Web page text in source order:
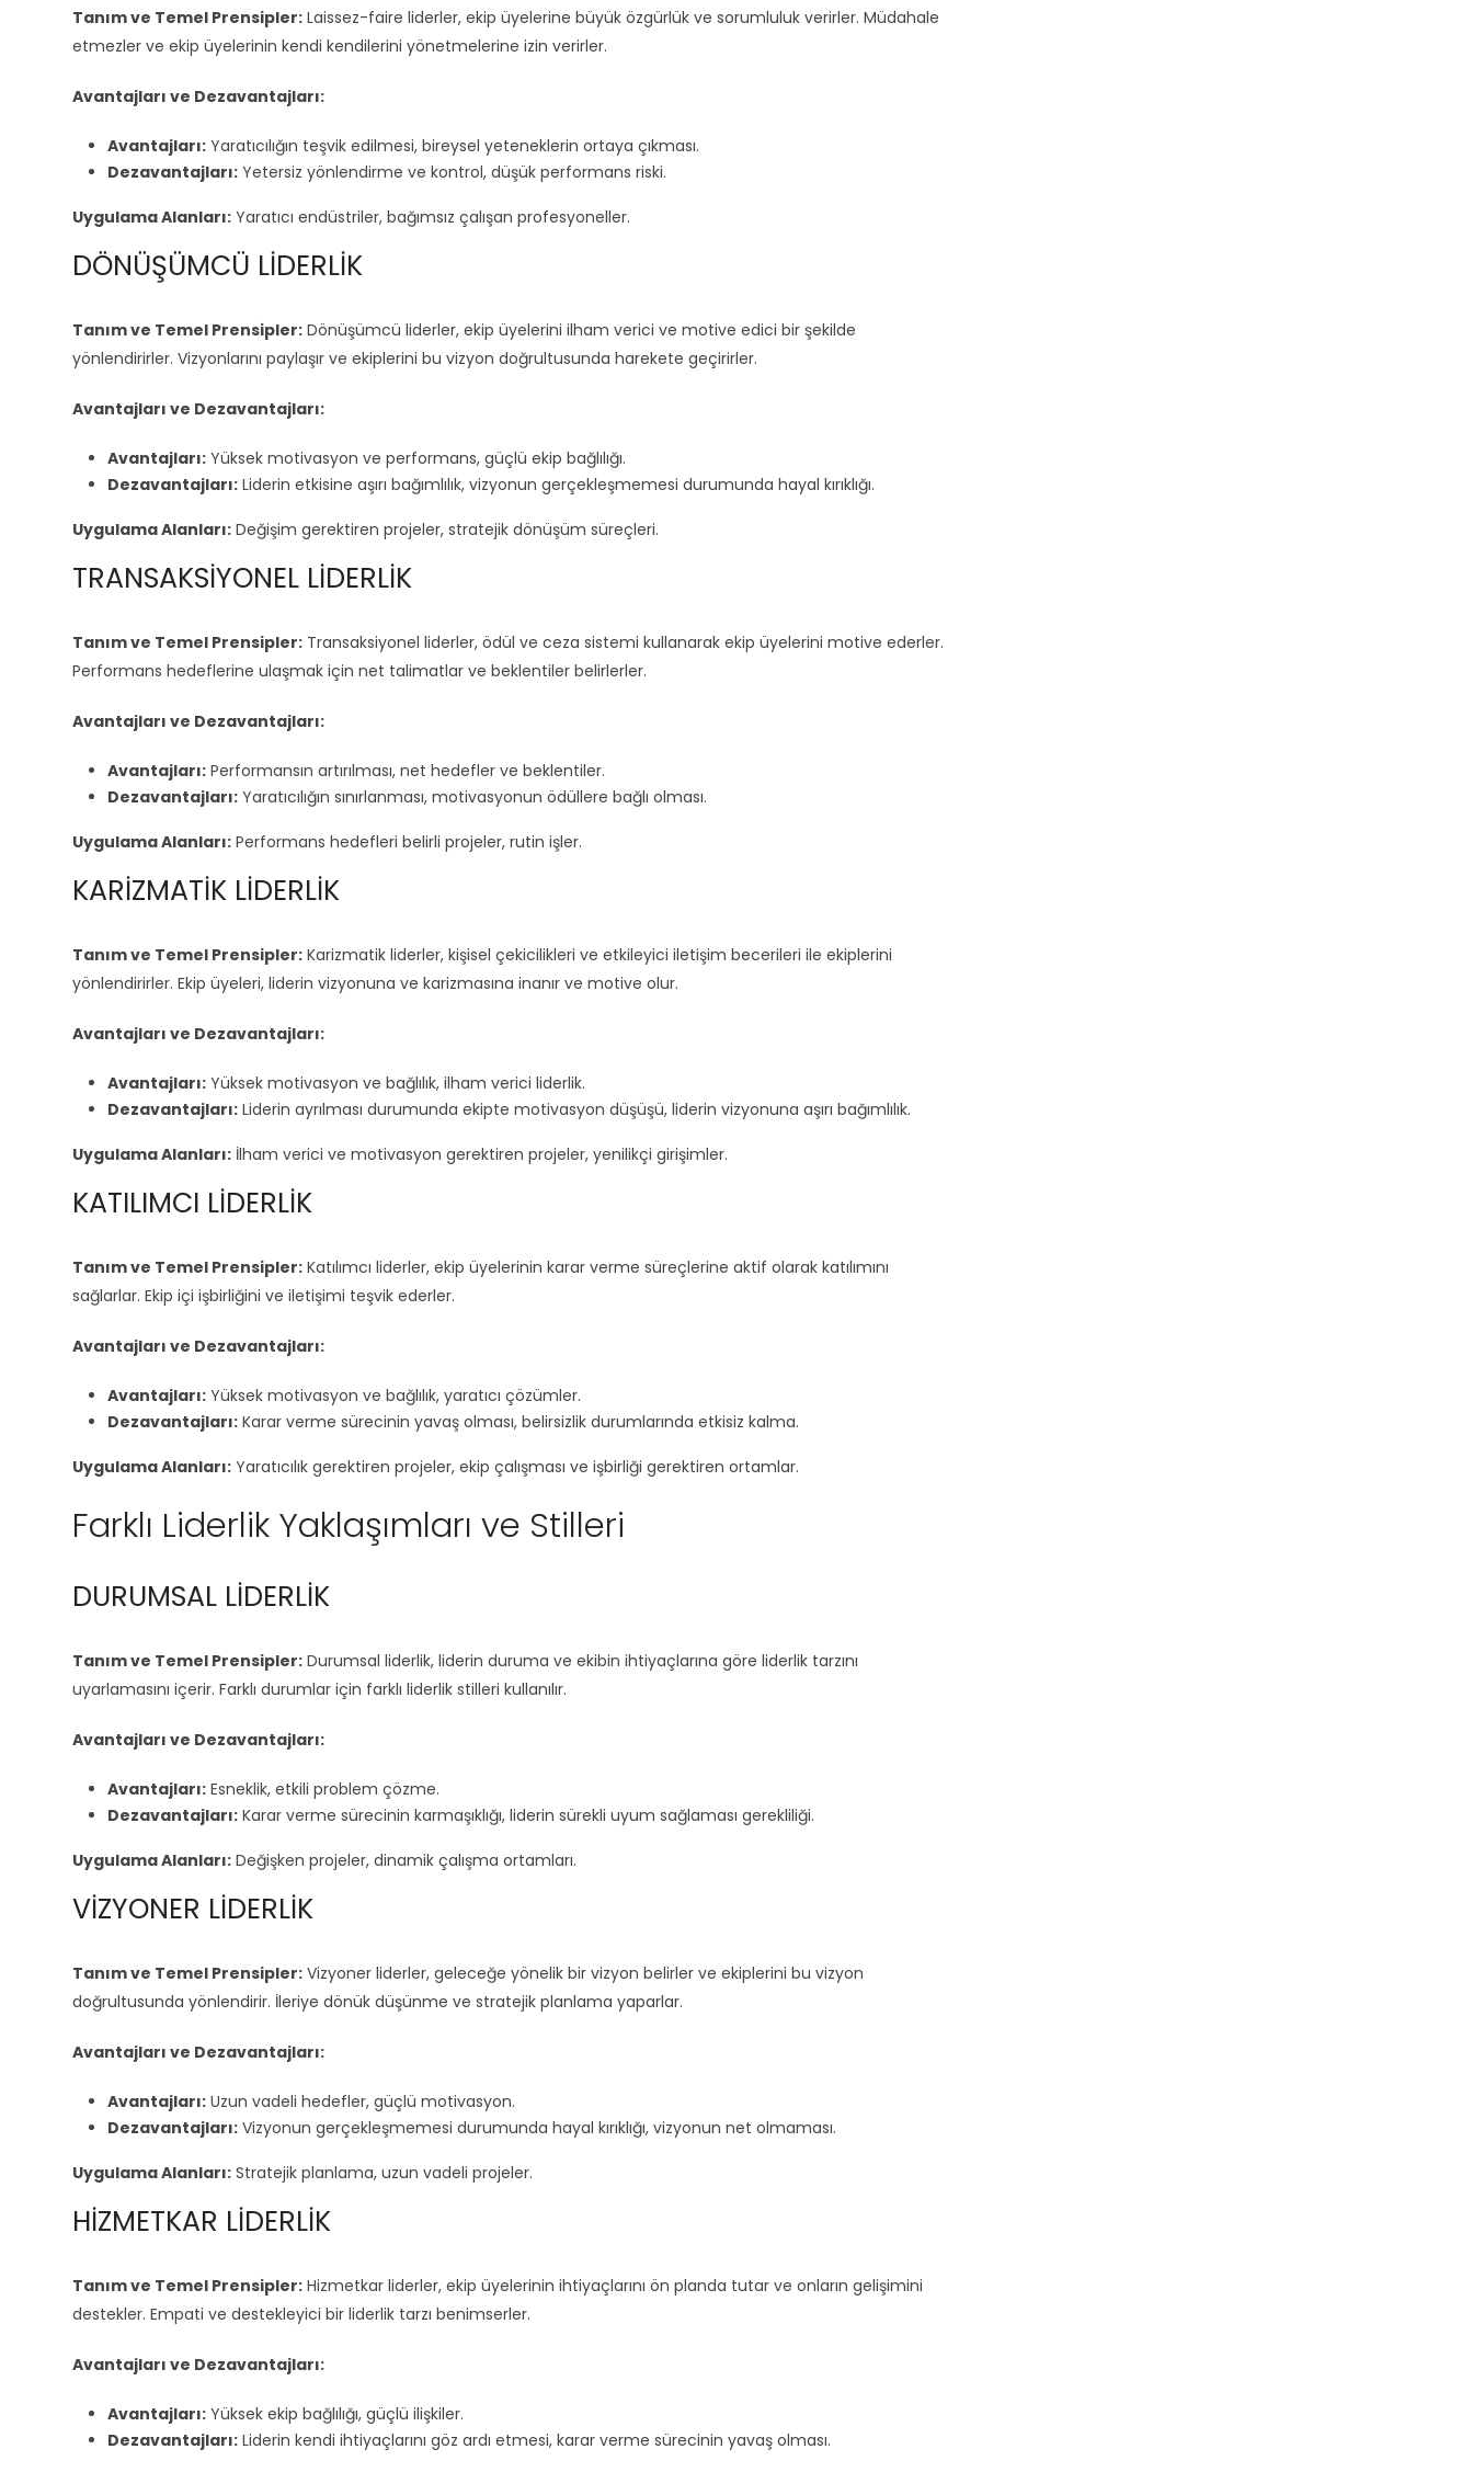
Tanım ve Temel Prensipler: Laissez-faire liderler, ekip üyelerine büyük özgürlük ve sorumluluk verirler. Müdahale
etmezler ve ekip üyelerinin kendi kendilerini yönetmelerine izin verirler.
Avantajları ve Dezavantajları:
Avantajları: Yaratıcılığın teşvik edilmesi, bireysel yeteneklerin ortaya çıkması.
Dezavantajları: Yetersiz yönlendirme ve kontrol, düşük performans riski.
Uygulama Alanları: Yaratıcı endüstriler, bağımsız çalışan profesyoneller.
DÖNÜŞÜMCÜ LIDERLIK
Tanım ve Temel Prensipler: Dönüşümcü liderler, ekip üyelerini ilham verici ve motive edici bir şekilde
yönlendirirler. Vizyonlarını paylaşır ve ekiplerini bu vizyon doğrultusunda harekete geçirirler.
Avantajları ve Dezavantajları:
Avantajları: Yüksek motivasyon ve performans, güçlü ekip bağlılığı.
Dezavantajları: Liderin etkisine aşırı bağımlılık, vizyonun gerçekleşmemesi durumunda hayal kırıklığı.
Uygulama Alanları: Değişim gerektiren projeler, stratejik dönüşüm süreçleri.
TRANSAKSIYONEL LIDERLIK
Tanım ve Temel Prensipler: Transaksiyonel liderler, ödül ve ceza sistemi kullanarak ekip üyelerini motive ederler.
Performans hedeflerine ulaşmak için net talimatlar ve beklentiler belirlerler.
Avantajları ve Dezavantajları:
Avantajları: Performansın artırılması, net hedefler ve beklentiler.
Dezavantajları: Yaratıcılığın sınırlanması, motivasyonun ödüllere bağlı olması.
Uygulama Alanları: Performans hedefleri belirli projeler, rutin işler.
KARIZMATIK LIDERLIK
Tanım ve Temel Prensipler: Karizmatik liderler, kişisel çekicilikleri ve etkileyici iletişim becerileri ile ekiplerini
yönlendirirler. Ekip üyeleri, liderin vizyonuna ve karizmasına inanır ve motive olur.
Avantajları ve Dezavantajları:
Avantajları: Yüksek motivasyon ve bağlılık, ilham verici liderlik.
Dezavantajları: Liderin ayrılması durumunda ekipte motivasyon düşüşü, liderin vizyonuna aşırı bağımlılık.
Uygulama Alanları: İlham verici ve motivasyon gerektiren projeler, yenilikçi girişimler.
KATILIMCI LIDERLIK
Tanım ve Temel Prensipler: Katılımcı liderler, ekip üyelerinin karar verme süreçlerine aktif olarak katılımını
sağlarlar. Ekip içi işbirliğini ve iletişimi teşvik ederler.
Avantajları ve Dezavantajları:
Avantajları: Yüksek motivasyon ve bağlılık, yaratıcı çözümler.
Dezavantajları: Karar verme sürecinin yavaş olması, belirsizlik durumlarında etkisiz kalma.
Uygulama Alanları: Yaratıcılık gerektiren projeler, ekip çalışması ve işbirliği gerektiren ortamlar.
Farklı Liderlik Yaklaşımları ve Stilleri
DURUMSAL LIDERLIK
Tanım ve Temel Prensipler: Durumsal liderlik, liderin duruma ve ekibin ihtiyaçlarına göre liderlik tarzını
uyarlamasını içerir. Farklı durumlar için farklı liderlik stilleri kullanılır.
Avantajları ve Dezavantajları:
Avantajları: Esneklik, etkili problem çözme.
Dezavantajları: Karar verme sürecinin karmaşıklığı, liderin sürekli uyum sağlaması gerekliliği.
Uygulama Alanları: Değişken projeler, dinamik çalışma ortamları.
VIZYONER LIDERLIK
Tanım ve Temel Prensipler: Vizyoner liderler, geleceğe yönelik bir vizyon belirler ve ekiplerini bu vizyon
doğrultusunda yönlendirir. İleriye dönük düşünme ve stratejik planlama yaparlar.
Avantajları ve Dezavantajları:
Avantajları: Uzun vadeli hedefler, güçlü motivasyon.
Dezavantajları: Vizyonun gerçekleşmemesi durumunda hayal kırıklığı, vizyonun net olmaması.
Uygulama Alanları: Stratejik planlama, uzun vadeli projeler.
HIZMETKAR LIDERLIK
Tanım ve Temel Prensipler: Hizmetkar liderler, ekip üyelerinin ihtiyaçlarını ön planda tutar ve onların gelişimini
destekler. Empati ve destekleyici bir liderlik tarzı benimserler.
Avantajları ve Dezavantajları:
Avantajları: Yüksek ekip bağlılığı, güçlü ilişkiler.
Dezavantajları: Liderin kendi ihtiyaçlarını göz ardı etmesi, karar verme sürecinin yavaş olması.